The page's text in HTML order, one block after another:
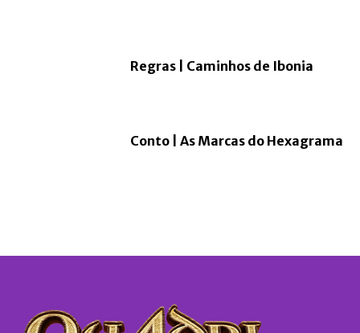
Regras | Caminhos de Ibonia
Conto | As Marcas do Hexagrama